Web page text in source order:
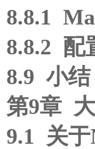
8.8.1
8.8.2 配
8.9 小结
第9章
9.1 关于